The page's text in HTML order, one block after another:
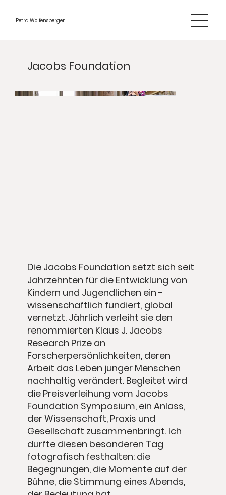
Petra Wolfensberger
Jacobs Foundation
Die Jacobs Foundation setzt sich seit
Jahrzehnten für die Entwicklung von
Kindern und Jugendlichen ein -
wissenschaftlich fundiert, global
vernetzt. Jährlich verleiht sie den
renommierten Klaus J. Jacobs
Research Prize an
Forscherpersönlichkeiten, deren
Arbeit das Leben junger Menschen
nachhaltig verändert. Begleitet wird
die Preisverleihung vom Jacobs
Foundation Symposium, ein Anlass,
der Wissenschaft, Praxis und
Gesellschaft zusammenbringt. Ich
durfte diesen besonderen Tag
fotografisch festhalten: die
Begegnungen, die Momente auf der
Bühne, die Stimmung eines Abends,